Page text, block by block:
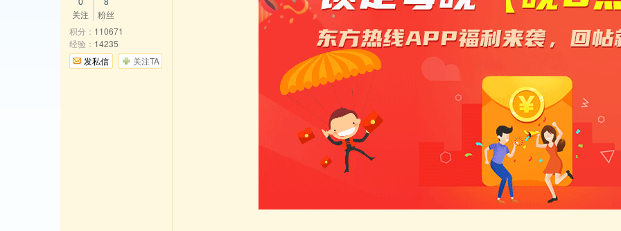
0
关注
8
粉丝
积分： 110671
经验： 14235
发私信
关注TA